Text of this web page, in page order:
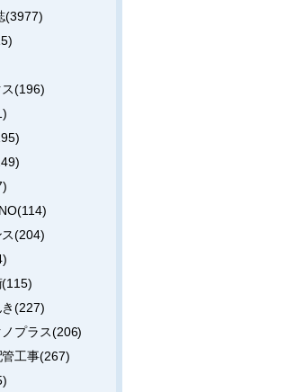
(3977)
(196)
(204)
(227)
プラス(206)
工事(267)